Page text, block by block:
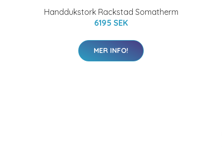
Handdukstork Rackstad Somatherm
6195 SEK
MER INFO!